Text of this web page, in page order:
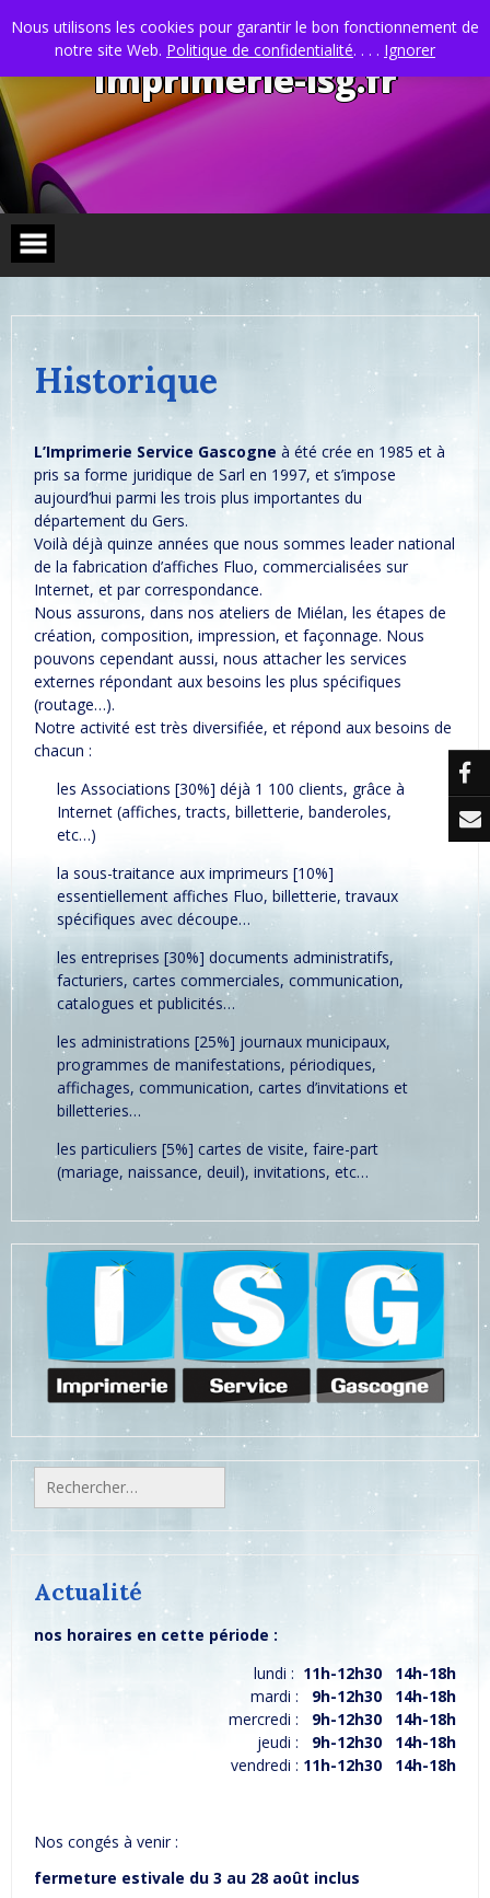
Nous utilisons les cookies pour garantir le bon fonctionnement de
notre site Web. Politique de confidentialité. . . . Ignorer
to
Imprimerie-isg.fr
Historique
L’Imprimerie Service Gascogne à été crée en 1985 et à
pris sa forme juridique de Sarl en 1997, et s’impose
aujourd’hui parmi les trois plus importantes du
département du Gers.
Voilà déjà quinze années que nous sommes leader national
de la fabrication d’affiches Fluo, commercialisées sur
Internet, et par correspondance.
Nous assurons, dans nos ateliers de Miélan, les étapes de
création, composition, impression, et façonnage. Nous
pouvons cependant aussi, nous attacher les services
externes répondant aux besoins les plus spécifiques
(routage…).
Notre activité est très diversifiée, et répond aux besoins de
chacun :
les Associations [30%] déjà 1 100 clients, grâce à
Internet (affiches, tracts, billetterie, banderoles,
etc…)
la sous-traitance aux imprimeurs [10%]
essentiellement affiches Fluo, billetterie, travaux
spécifiques avec découpe…
les entreprises [30%] documents administratifs,
facturiers, cartes commerciales, communication,
catalogues et publicités…
les administrations [25%] journaux municipaux,
programmes de manifestations, périodiques,
affichages, communication, cartes d’invitations et
billetteries…
les particuliers [5%] cartes de visite, faire-part
(mariage, naissance, deuil), invitations, etc…
Rechercher :
Actualité
nos horaires en cette période :
lundi : 11h-12h30 14h-18h
mardi : 9h-12h30 14h-18h
mercredi : 9h-12h30 14h-18h
jeudi : 9h-12h30 14h-18h
vendredi : 11h-12h30 14h-18h
Nos congés à venir :
fermeture estivale du 3 au 28 août inclus